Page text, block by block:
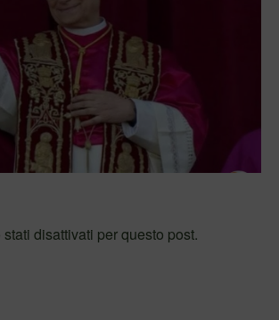
disattivati per questo post.